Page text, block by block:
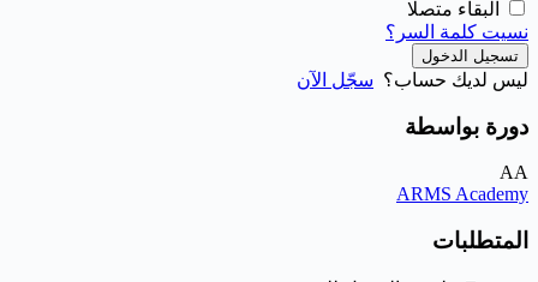
البقاء متصلا
نسيت كلمة السر؟
تسجيل الدخول
ليس لديك حساب؟ سجّل الآن
دورة بواسطة
AA
ARMS Academy
المتطلبات